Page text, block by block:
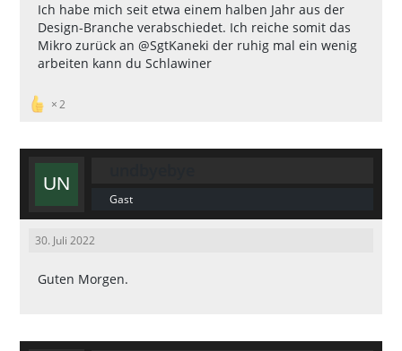
Ich habe mich seit etwa einem halben Jahr aus der
Design-Branche verabschiedet. Ich reiche somit das
Mikro zurück an @SgtKaneki der ruhig mal ein wenig
arbeiten kann du Schlawiner
2
Gast
30. Juli 2022
Guten Morgen.